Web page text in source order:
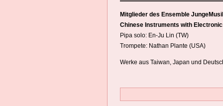
Mitglieder des Ensemble
Chinese Instruments with
Pipa solo: En-Ju Lin (TW)
Trompete: Nathan Plante (USA)
Werke aus Taiwan, Japan und